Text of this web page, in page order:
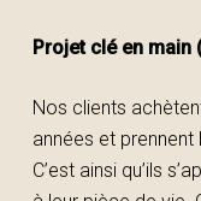
Projet clé en main
Nos clients
années et prennent
C’est ainsi qu’ils